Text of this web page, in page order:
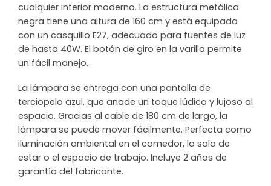
cualquier interior moderno. La estructura metálica
negra tiene una altura de 160 cm y está equipada
con un casquillo E27, adecuado para fuentes de luz
de hasta 40W. El botón de giro en la varilla permite
un fácil manejo.
La lámpara se entrega con una pantalla de
terciopelo azul, que añade un toque lúdico y lujoso al
espacio. Gracias al cable de 180 cm de largo, la
lámpara se puede mover fácilmente. Perfecta como
iluminación ambiental en el comedor, la sala de
estar o el espacio de trabajo. Incluye 2 años de
garantía del fabricante.